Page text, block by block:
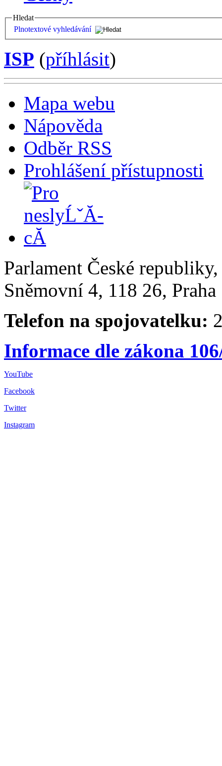
Hledat
Plnotextové vyhledávání
ISP (příhlásit)
Mapa webu
Nápověda
Odběr RSS
Prohlášení přístupnosti
Parlament České
Sněmovní 4, 118 26,
Telefon na spojovatelku:
Informace dle zákona
YouTube
Facebook
Twitter
Instagram